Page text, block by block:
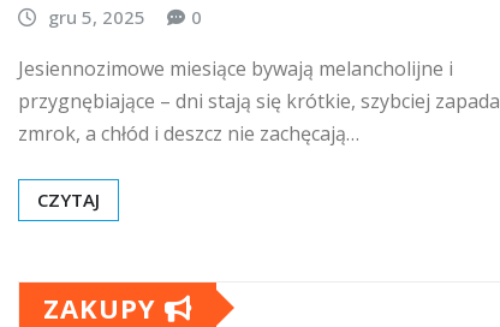
gru 5, 2025 0
Jesiennozimowe miesiące bywają melancholijne i
przygnębiające – dni stają się krótkie, szybciej zapada
zmrok, a chłód i deszcz nie zachęcają…
CZYTAJ
ZAKUPY